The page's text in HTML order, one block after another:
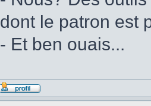
dont le patron est
- Et ben ouais...